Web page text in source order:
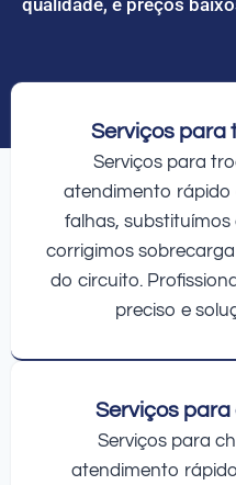
Serviços para
Serviços para
atendimento rápido
falhas,
corrigimos
do circuito.
preciso e
Serviços
Serviços para
atendimento